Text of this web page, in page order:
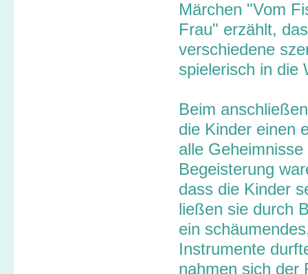
Märchen "Vom
Frau" erzählt,
verschiedene
spielerisch in die
Beim
die Kinder einen
alle
Begeisterung
dass die Kinder
ließen sie durch
ein
Instrumente
nahmen sich der